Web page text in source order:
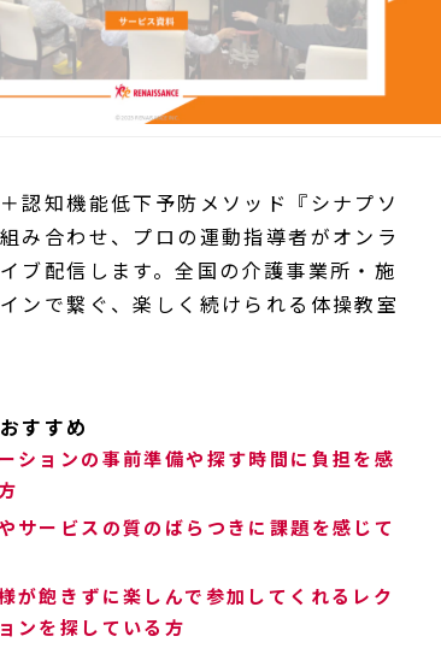
認知機能低下予防メソッド『シナプソ
み合わせ、プロの運動指導者がオンラ
ブ配信します。全国の介護事業所・施
ンで繋ぐ、楽しく続けられる体操教室
すすめ
ションの事前準備や探す時間に負担を感
サービスの質のばらつきに課題を感じて
が飽きずに楽しんで参加してくれるレク
ンを探している方